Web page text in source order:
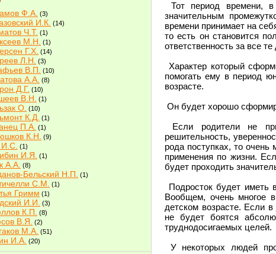
Ф.А. (3)
И.К. (14)
Ч.Т. (1)
М.Н. (1)
Г.Х. (14)
Л.Н. (3)
В.П. (10)
А.А. (8)
Д.Г. (10)
В.Н. (1)
О. (10)
К.Д. (1)
П.А. (1)
К.Н. (9)
(1)
И.Я. (1)
А.А. (8)
Бельский Н.П. (1)
С.М. (1)
Гримм (1)
И.И. (3)
К.П. (8)
В.Я. (2)
М.А. (51)
И.А. (20)
В.В.(2)
Тот период времени, в
значительным
времени принимает на
то есть он становится
ответственность за все
Характер который
помогать ему в период
возрасте.
Он будет хорошо
Если родители не
решительность,
рода поступках, то
применения по жизни.
будет проходить
Подросток будет иметь
Вообщем, очень многое
детском возрасте. Если в
не будет боятся
труднодосигаемых целей.
У некоторых людей